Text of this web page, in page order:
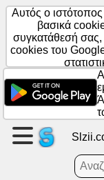
Δημιουργήστε
μια
σελίδα
Δημιουργία
ομάδας
Αυτός ο ιστότοπος
βασικά
συγκατάθεσή σας,
cookies του